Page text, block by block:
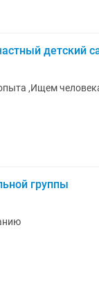
детский
,Ищем
группы